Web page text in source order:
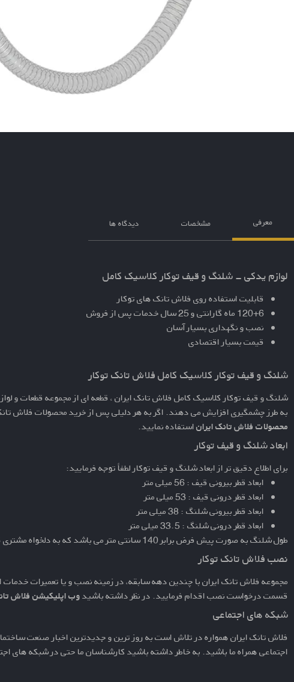
معرفی مشخصات دیدگاه ها
لوازم یدکی - شلنگ و قیف توکار کلاسیک کامل
قابلیت استفاده روی فلاش تانک های توکار
120+6 ماه گارانتی و 25 سال خدمات پس از فروش
نصب و نگهداری بسیار آسان
قیمت بسیار اقتصادی
شلنگ و قیف توکار کلاسیک کامل فلاش تانک توکار
شلنگ و قیف توکار کلاسیک کامل فلاش تانک ایران ، قطعه ای از مجموعه قطعات و
به طرز چشمگیری افزایش می دهند. اگر به هر دلیلی پس از خرید محصولات فلاش تانک
محصولات فلاش تانک ایراناستفاده نمایید.
ابعاد شلنگ و قیف توکار
برای اطلاع دقیق تر از ابعاد شلنگ و قیف توکار لطفاً توجه فرمایید:
ابعاد قطر بیرونی قیف : 56 میلی متر
ابعاد قطر درونی قیف : 53 میلی متر
ابعاد قطر بیرونی شلنگ : 38 میلی متر
ابعاد قطر درونی شلنگ : 33.5 میلی متر
طول شلنگ به صورت پیش فرض برابر 140 سانتی متر می باشد که به دلخواه مشتری قابل تغییر است.
نصب فلاش تانک توکار
مجموعه فلاش تانک ایران با چندین دهه سابقه، در زمینه نصب و یا تعمیرات
قسمتدرخواست نصباقدام فرمایید. در نظر داشته باشیدوب اپلیکیشن فلاش
شبکه های اجتماعی
فلاش تانک ایران همواره در تلاش است به روز ترین و جدیدترین اخبار صنعت
اجتماعی همراه ما باشید. به خاطر داشته باشید کارشناسان ما حتی در شبکه های